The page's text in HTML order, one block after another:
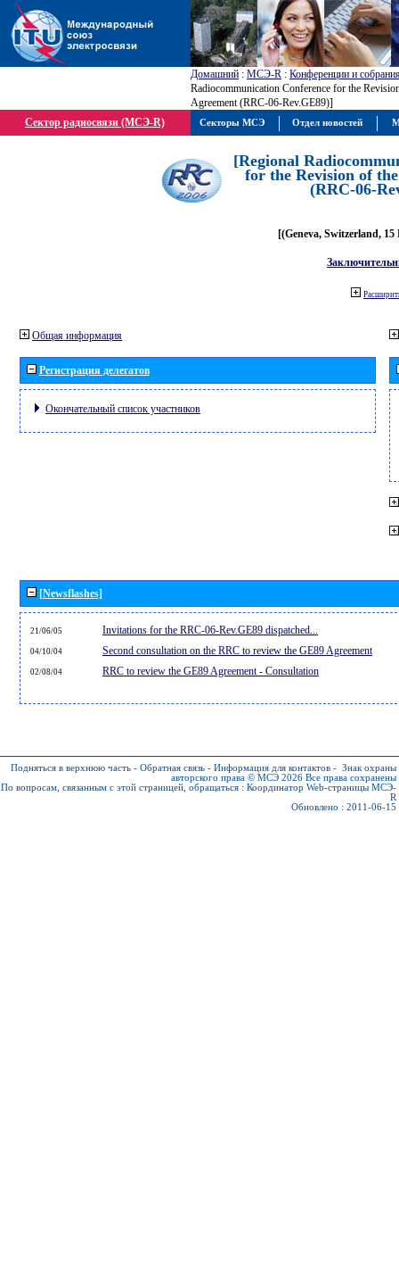
Домашний : МСЭ-R : Конференции и
Radiocommunication Conference for the
Agreement (RRC-06-Rev.GE89)]
Сектор радиосвязи (МСЭ-R)
[Regional
for the Revision of
(RRC-06-
[(Geneva, Switzerland, 15
Общая информация
Регистрация делегатов
Окончательный список участников
[Newsflashes]
21/06/05 Invitations for the RRC-06-Rev.GE89 dispatched...
04/10/04 Second consultation on the RRC to review the GE89 Agreement
02/08/04 RRC to review the GE89 Agreement - Consultation
Подняться в верхнюю часть - Обратная связь - Информация для контактов - Знак охраны
авторского права © МСЭ 2026 Все права сохранены
По вопросам, связанным с этой страницей, обращаться : Координатор Web-страницы МСЭ-
R
Обновлено : 2011-06-15
Секторы МСЭ Отдел новостей